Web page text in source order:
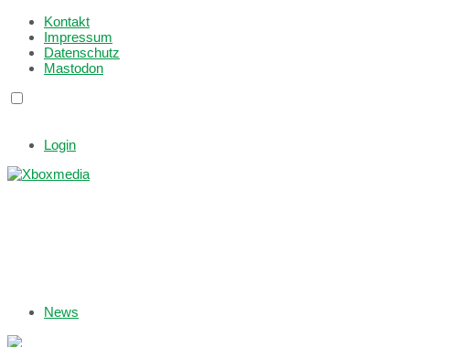
Kontakt
Impressum
Datenschutz
Mastodon
Login
News